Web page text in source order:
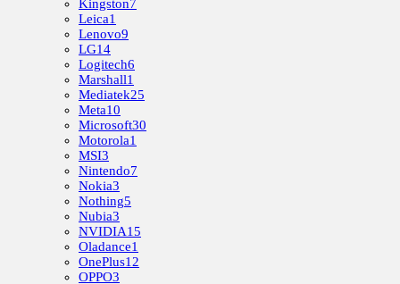
Kingston7
Leica1
Lenovo9
LG14
Logitech6
Marshall1
Mediatek25
Meta10
Microsoft30
Motorola1
MSI3
Nintendo7
Nokia3
Nothing5
Nubia3
NVIDIA15
Oladance1
OnePlus12
OPPO3